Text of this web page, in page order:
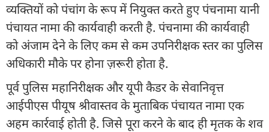
व्यक्तियों को पंचांग के रूप में नियुक्त करते हुए पंचनामा यानी
पंचायत नामा की कार्यवाही करती है. पंचनामा की कार्यवाही
को अंजाम देने के लिए कम से कम उपनिरीक्षक स्तर का पुलिस
अधिकारी मौके पर होना ज़रूरी होता है.
पूर्व पुलिस महानिरीक्षक और यूपी कैडर के सेवानिवृत्त
आईपीएस पीयूष श्रीवास्तव के मुताबिक पंचायत नामा एक
अहम कार्रवाई होती है. जिसे पूरा करने के बाद ही मृतक के शव